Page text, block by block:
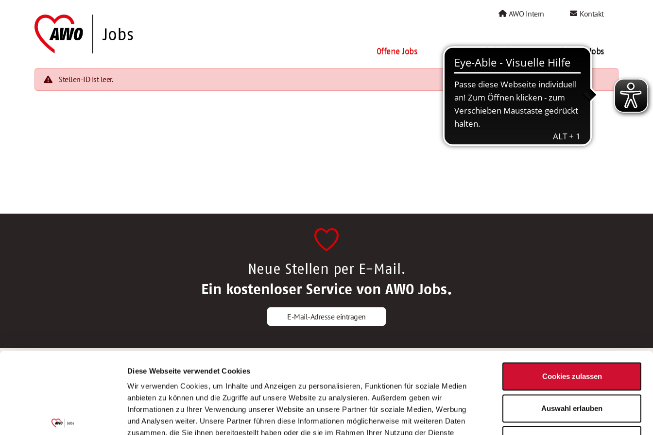
Diese Webseite verwendet Cookies
Wir verwenden Cookies, um Inhalte und Anzeigen zu personalisieren, Funktionen für soziale Medien
anbieten zu können und die Zugriffe auf unsere Website zu analysieren. Außerdem geben wir
Informationen zu Ihrer Verwendung unserer Website an unsere Partner für soziale Medien, Werbung
und Analysen weiter. Unsere Partner führen diese Informationen möglicherweise mit weiteren Daten
zusammen, die Sie ihnen bereitgestellt haben oder die sie im Rahmen Ihrer Nutzung der Dienste
Cookies zulassen
Auswahl erlauben
AWO Intern Kontakt
Offene Jobs AWO als Arbeitgeber Mein AWO Jobs
Stellen-ID ist leer.
Neue Stellen per E-Mail.
Ein kostenloser Service von AWO Jobs.
E-Mail-Adresse eintragen
Garitz Bewirtschaftungsbetriebe GmbH
(Ein Tochterunternehmen des AWO
Bezirksverbandes Unterfranken e.V.)
Bewerbungstipps
Bewerbung als Altenpfleger*in
Bewerbung als Krankenpfleger*in
Bewerbung als Altenpflegehelfer*in
Bewerbung als Erzieher*in
AWO Gliederungen nach Bundesland
Stellenangebote nach Bundesländern
Sitemap
Impressum
Datenschutz
Bei Fragen zu einer Stellenausschreibung
wenden Sie sich bitte an die*den in der
Stellenausschreibung genannte*n